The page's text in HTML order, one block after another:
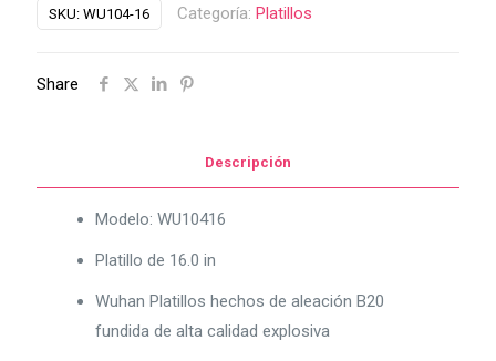
DE
cantidad
SKU: WU104-16 Categoría: Platillos
Share
Descripción
Modelo: WU10416
Platillo de 16.0 in
Wuhan Platillos hechos de aleación B20
fundida de alta calidad explosiva